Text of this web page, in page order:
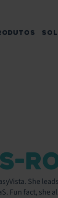
She
Fun fact, she